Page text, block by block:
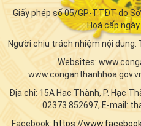
Giấy phép số 05/GP-TTĐT do
Hoá cấp
Người chịu trách nhiệm nội
Websites:
Địa chỉ: 15A Hạc Thành, P. Hạc
02373 852697, E-mail:
Facebook: https://